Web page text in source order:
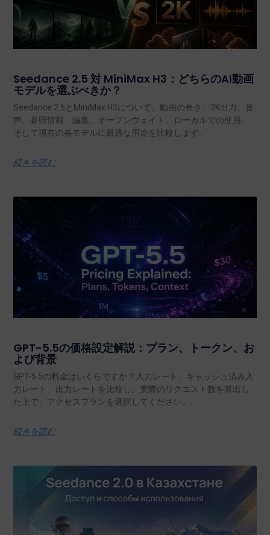
Seedance 2.5 対 MiniMax H3：どちらのAI動画
モデルを選ぶべきか？
Seedance 2.5とMiniMax H3について、動画の長さ、2K出力、音
声、参照情報、編集、オープンウェイト、ローカルでの使用、
そして現在の各モデルに最適な用途を比較します。.
続きを読む
GPT-5.5の価格設定解説：プラン、トークン、お
よび背景
GPT-5.5の料金はいくらですか？入力レート、キャッシュ済み入
力レート、出力レートを比較し、実際のリクエスト数を算出し
た上で、アクセスプランを選択してください。.
続きを読む